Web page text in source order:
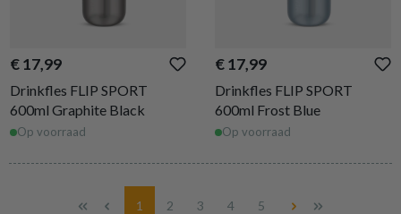
€ 17,99
Drinkfles FLIP SPORT
600ml Graphite Black
Op voorraad
€ 17,99
Drinkfles FLIP SPORT
600ml Frost Blue
Op voorraad
Pagina
1 Pagina
2 Pagina
3 Pagina
4 Pagina
5